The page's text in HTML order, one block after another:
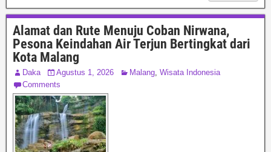
Alamat dan Rute Menuju Coban Nirwana,
Pesona Keindahan Air Terjun Bertingkat dari
Kota Malang
Daka Agustus 1, 2026 Malang, Wisata Indonesia
Comments